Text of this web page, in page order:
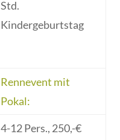
Std.
Kindergeburtstag
Rennevent mit
Pokal:
4-12 Pers., 250,-€